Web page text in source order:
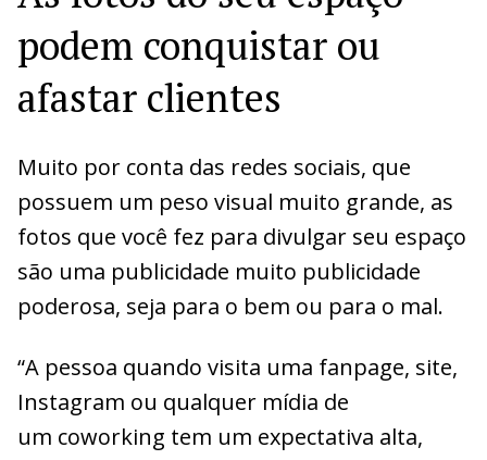
podem conquistar ou
afastar clientes
Muito por conta das redes sociais, que
possuem um peso visual muito grande, as
fotos que você fez para divulgar seu espaço
são uma publicidade muito publicidade
poderosa, seja para o bem ou para o mal.
“A pessoa quando visita uma fanpage, site,
Instagram ou qualquer mídia de
um coworking tem um expectativa alta,